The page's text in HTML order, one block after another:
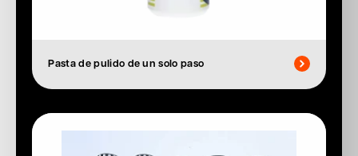
Pasta de pulido de un solo paso